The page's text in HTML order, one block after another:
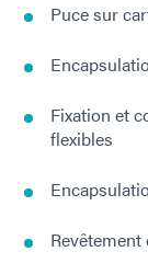
Puce sur
Fixation et
flexibles